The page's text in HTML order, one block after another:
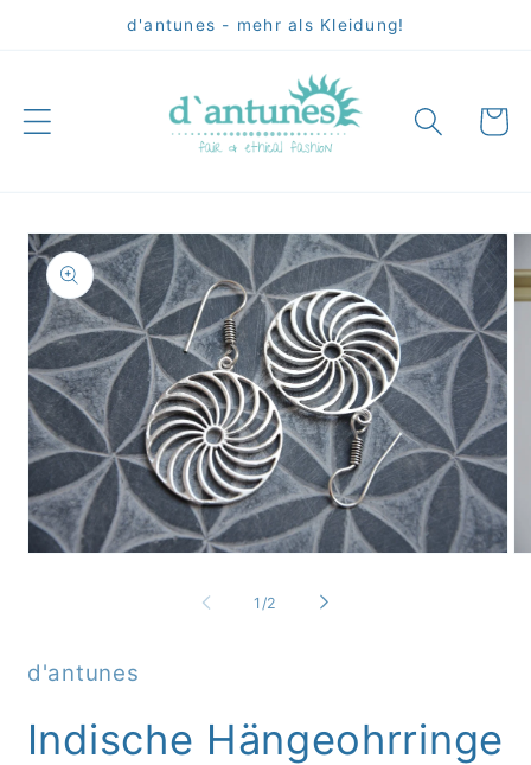
d'antunes - mehr als Kleidung!
1 /von
2
d'antunes
Indische Hängeohrringe